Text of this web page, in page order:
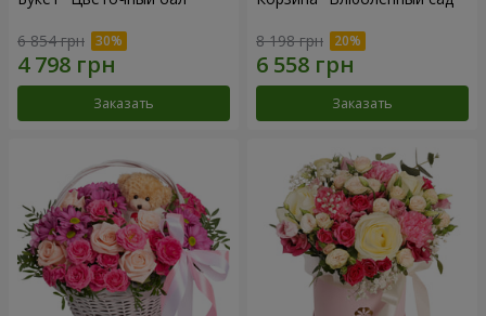
6 854 грн
Заказать
8 198 грн
Заказать